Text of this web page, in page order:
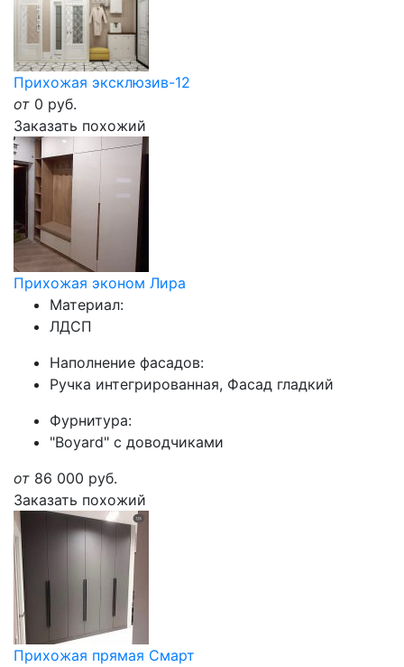
Прихожая эксклюзив-12
от 0 руб.
Заказать похожий
Прихожая эконом Лира
Материал:
ЛДСП
Наполнение фасадов:
Ручка интегрированная, Фасад гладкий
Фурнитура:
"Boyard" с доводчиками
от 86 000 руб.
Заказать похожий
Прихожая прямая Смарт